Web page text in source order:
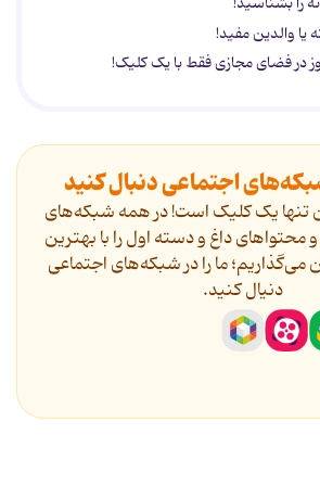
والدین مفید!
در فضای مجازی فقط با یک کلیک!
اجتماعی دنبال کنید
تنها یک کلیک است! در همه شبکه‌های
داغ و دسته اول را با بهترین
می‌گذاریم؛ ما را در شبکه‌های اجتماعی
دنیال کنید.